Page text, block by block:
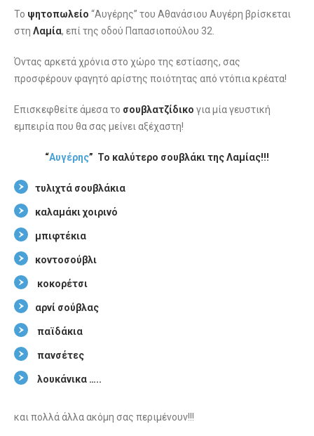
Το ψητοπωλείο “Αυγέρης” του Αθανάσιου Αυγέρη βρίσκεται
στη Λαμία, επί της οδού Παπασιοπούλου 32.
Όντας αρκετά χρόνια στο χώρο της εστίασης, σας
προσφέρουν φαγητό αρίστης ποιότητας από ντόπια κρέατα!
Επισκεφθείτε άμεσα το σουβλατζίδικο για μία γευστική
εμπειρία που θα σας μείνει αξέχαστη!
“Αυγέρης” Το καλύτερο σουβλάκι της Λαμίας!!!
τυλιχτά σουβλάκια
καλαμάκι χοιρινό
μπιφτέκια
κοντοσούβλι
κοκορέτσι
αρνί σούβλας
παϊδάκια
πανσέτες
λουκάνικα …..
και πολλά άλλα ακόμη σας περιμένουν!!!